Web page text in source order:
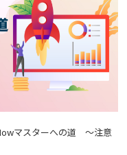
マスターへの道 ～注意